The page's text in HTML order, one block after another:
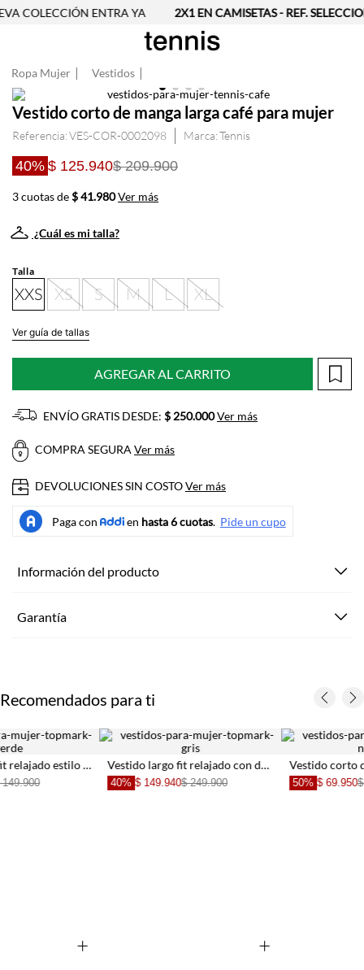
COLECCIÓN ENTRA YA 2X1 EN CAMISETAS - REF.
Ropa Mujer Vestidos
Vestido corto de manga larga café para mujer
Referencia:VES-COR-0002098 Tennis
40% $ 125.940$ 209.900
3 cuotas de$ 41.980Ver más
¿Cuál es mi talla?
Talla
XXS XS S M L XL
Ver guía de tallas
AGREGAR AL CARRITO
ENVÍO GRATIS DESDE: $ 250.000Ver más
COMPRA SEGURA Ver más
DEVOLUCIONES SIN COSTOVer más
Información del producto
Garantía
Recomendados para ti
Vestido largo fit relajado con doble abertura frontal en lino beige para mujer
40% $ 149.940 $ 249.900
Vestido corto de tiras que anudan en hombro negro para mujer
50% $ 69.950 $ 139.900